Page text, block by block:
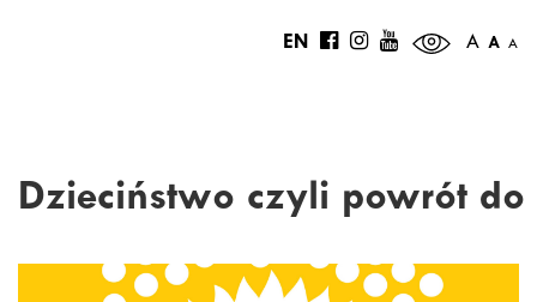
A A A
EN
Dzieciństwo czyli powrót do